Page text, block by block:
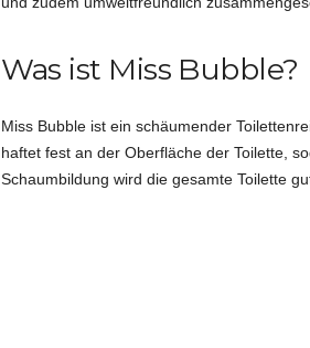
e
e
n
Was ist Miss Bubble?
Miss Bubble ist ein schäumender
haftet fest an der Oberfläche der Toilette,
Schaumbildung wird die gesamte Toilette